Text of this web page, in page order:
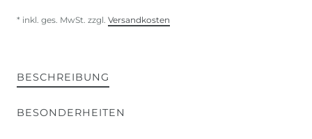
* inkl. ges. MwSt. zzgl. Versandkosten
BESCHREIBUNG
BESONDERHEITEN